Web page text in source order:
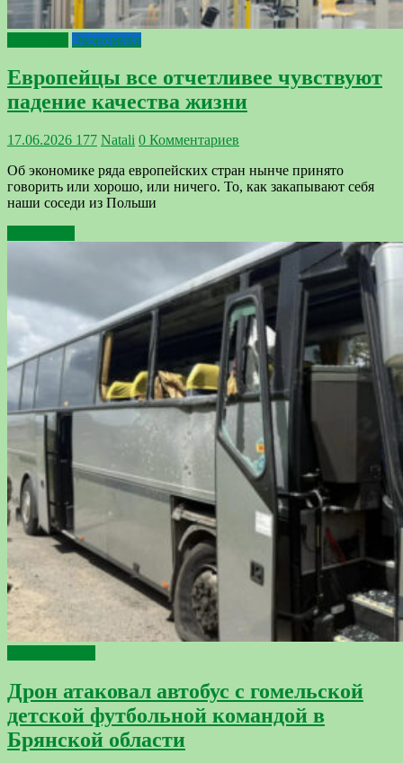
Экономика
Европейцы все отчетливее чувствуют
падение качества жизни
17.06.2026 177 Natali 0 Комментариев
Об экономике ряда европейских стран нынче принято
говорить или хорошо, или ничего. То, как закапывают себя
наши соседи из Польши
Дрон атаковал автобус с гомельской
детской футбольной командой в
Брянской области